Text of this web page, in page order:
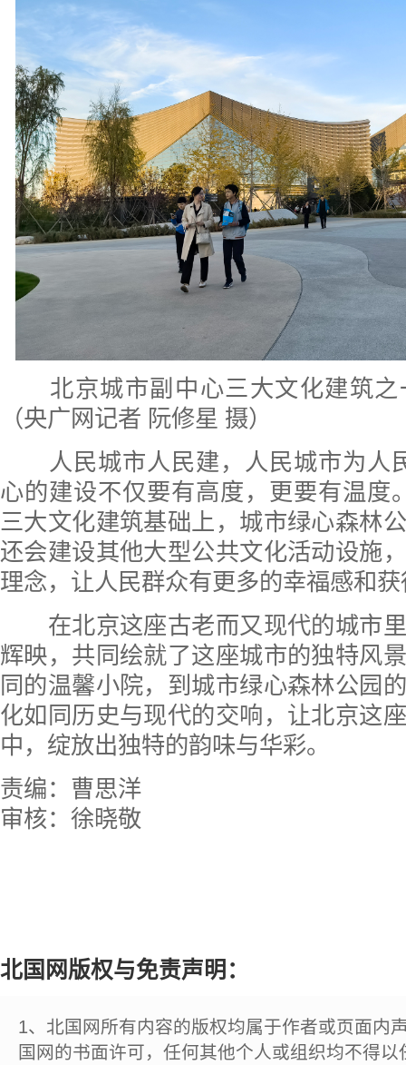
北京城市副中心三大文化建筑
（央广网记者 阮修星 摄）
人民城市人民建，人民城市为人
心的建设不仅要有高度，更要有温度
三大文化建筑基础上，城市绿心森林
还会建设其他大型公共文化活动设施
理念，让人民群众有更多的幸福感和
在北京这座古老而又现代的城市里
辉映，共同绘就了这座城市的独特风
同的温馨小院，到城市绿心森林公园
化如同历史与现代的交响，让北京这
中，绽放出独特的韵味与华彩。
责编：曹思洋
审核：徐晓敬
北国网版权与免责声明：
1、北国网所有内容的版权均属于作者或页面内
国网的书面许可，任何其他个人或组织均不得